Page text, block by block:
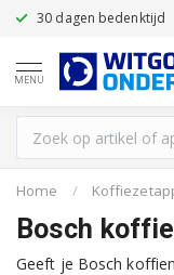
30 dagen bedenktijd
MENU
Home /
Bosch
Geeft je Bosch